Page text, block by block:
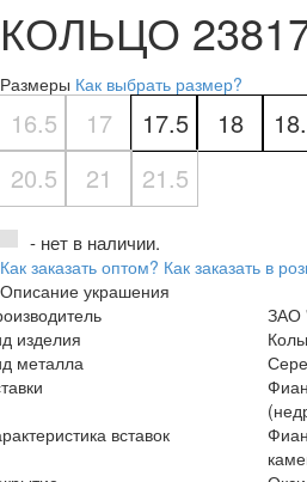
КОЛЬЦО
Размеры Как выбрать размер?
16.5 17 17.5 18
20.5
21 21.5
- нет в наличии.
Как заказать оптом? Как заказать в
Описание украшения
ЗАО
изделия
металла
вставок